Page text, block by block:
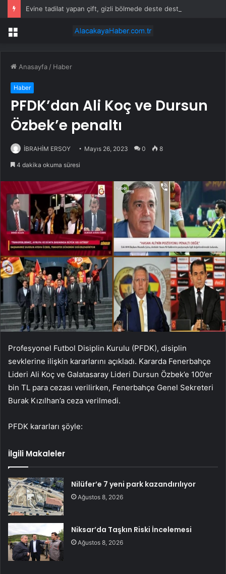
Menü
Anasayfa / Haber
Haber
PFDK’dan Ali Koç ve Dursun
Özbek’e penaltı
İBRAHİM ERSOY Mayıs 26, 2023 0 8
4 dakika okuma süresi
Profesyonel Futbol Disiplin Kurulu (PFDK), disiplin
sevklerine ilişkin kararlarını açıkladı. Kararda Fenerbahçe
Lideri Ali Koç ve Galatasaray Lideri Dursun Özbek’e 100’er
bin TL para cezası verilirken, Fenerbahçe Genel Sekreteri
Burak Kızılhan’a ceza verilmedi.
PFDK kararları şöyle:
İlgili Makaleler
Nilüfer’e 7 yeni park kazandırılıyor
Ağustos 8, 2026
Niksar’da Taşkın Riski İncelemesi
Ağustos 8, 2026